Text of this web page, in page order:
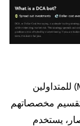
يسمح بوت توسيط التكلفة الفوري (Martingale) للمتداولين
مخصصاتهم
يستخدم